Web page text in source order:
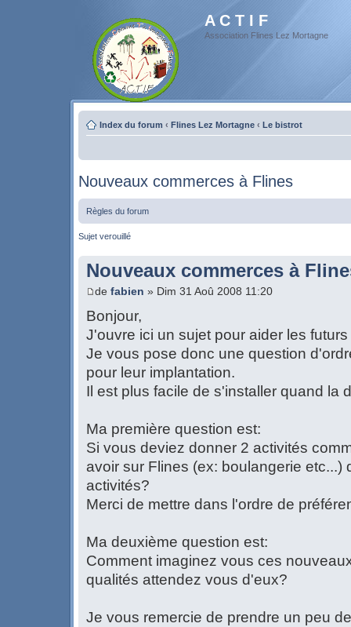
A C T I F
Association Flines Lez Mortagne
Index du forum ‹ Flines Lez Mortagne ‹ Le bistrot
Nouveaux commerces à Flines
Règles du forum
Sujet verouillé
Nouveaux commerces à
de fabien » Dim 31 Aoû 2008 11:20
Bonjour,
J'ouvre ici un sujet pour aider les
Je vous pose donc une question
pour leur implantation.
Il est plus facile de s'installer quand la
Ma première question est:
Si vous deviez donner 2 activités
avoir sur Flines (ex: boulangerie etc...)
activités?
Merci de mettre dans l'ordre de
Ma deuxième question est:
Comment imaginez vous ces
qualités attendez vous d'eux?
Je vous remercie de prendre un peu